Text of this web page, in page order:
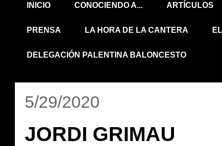
INICIO CONOCIENDO A... ARTÍCULOS
PRENSA LA HORA DE LA CANTERA
DELEGACIÓN PALENTINA BALONCESTO
5/29/2020
JORDI GRIMAU